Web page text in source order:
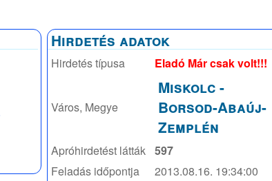
Hirdetés adatok
Hirdetés típusa Eladó Már csak volt!!!
Város, Megye
Miskolc -
Borsod-Abaúj-
Zemplén
Apróhirdetést látták 597
Feladás időpontja
2013.08.16. 19:34:00